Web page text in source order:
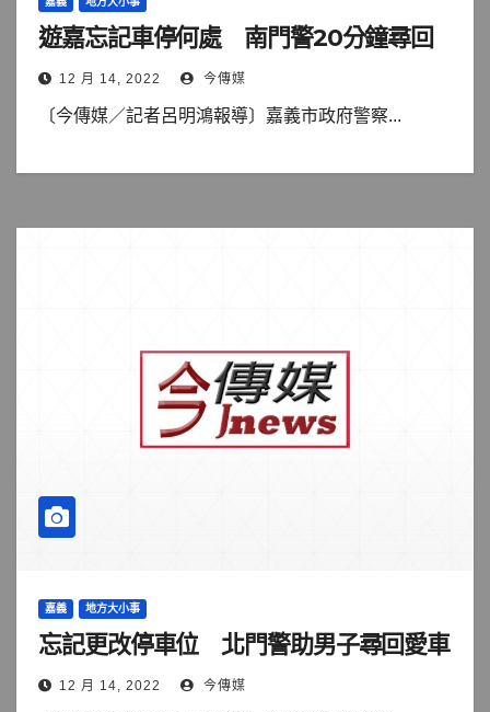
遊嘉忘記車停何處 南門警20分鐘尋回
12 月 14, 2022 今傳媒
〔今傳媒／記者呂明鴻報導〕嘉義市政府警察...
嘉義 地方大小事
忘記更改停車位 北門警助男子尋回愛車
12 月 14, 2022 今傳媒